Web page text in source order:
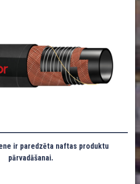
ir paredzēta naftas produktu
pārvadāšanai.